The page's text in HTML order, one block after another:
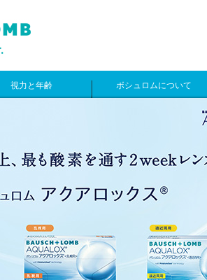
視力と年齢 ボシュロムについて